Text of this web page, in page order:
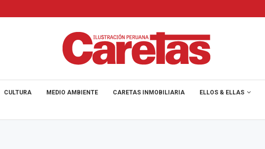
CULTURA MEDIO AMBIENTE CARETAS INMOBILIARIA ELLOS & ELLAS